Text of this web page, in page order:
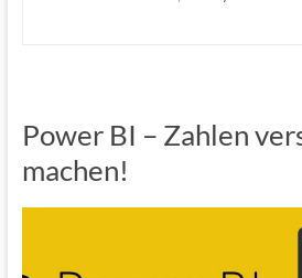
Power BI – Zahlen
machen!